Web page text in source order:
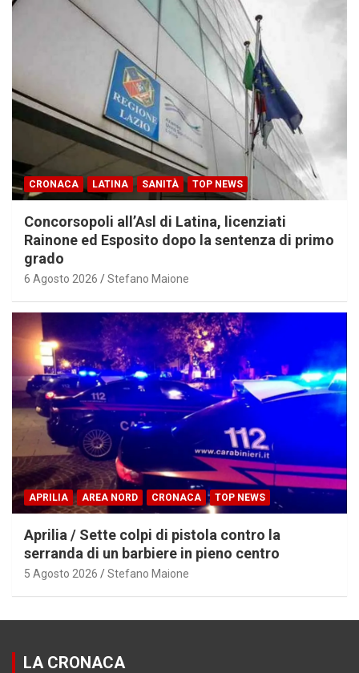
CRONACA LATINA SANITÀ TOP NEWS
Concorsopoli all’Asl di Latina, licenziati
Rainone ed Esposito dopo la sentenza di primo
grado
6 Agosto 2026 Stefano Maione
APRILIA AREA NORD CRONACA TOP NEWS
Aprilia / Sette colpi di pistola contro la
serranda di un barbiere in pieno centro
5 Agosto 2026 Stefano Maione
LA CRONACA